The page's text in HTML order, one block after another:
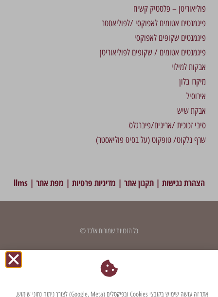
פוליאוריטן – פלסטיק קשיח
פיגמנטים אטומים לאפוקסי /לפוליאסטר
פיגמנטים שקופים לאפוקסי
פיגמנטים אטומים / שקופים לפוליאוריטן
אבקות למילוי
מיקרו בלון
אירוסיל
אבקת שיש
סיבי זכוכית /אריגים/פיברגלס
שרף גלקוט/ טופקוט (על בסיס פוליאסטר)
הצהרת נגישות |תקנון אתר | מדיניות פרטיות | מפת אתר |
llms
כל הזכויות שמורות אלגד ©
אתר זה עושה שימוש בקובצי Cookies ובפיקסלים (Google, Meta) לצורך ניתוח נתוני שימוש,